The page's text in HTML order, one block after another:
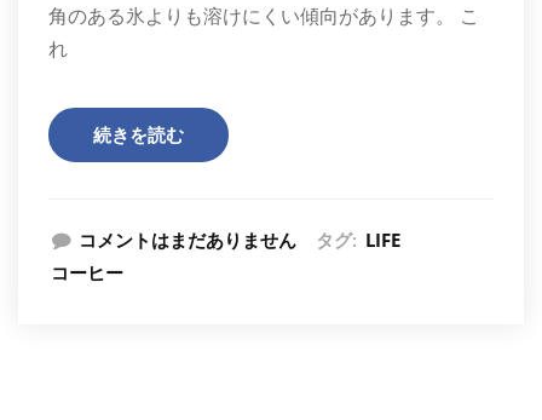
角のある氷よりも溶けにくい傾向があります。 こ
れ
続きを読む
コメントはまだありません タグ: LIFE
コーヒー